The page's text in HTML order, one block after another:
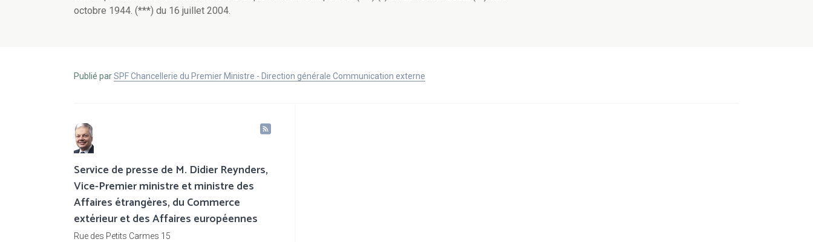
octobre 1944. (***) du 16 juillet 2004.
Publié parSPF Chancellerie du Premier Ministre - Direction générale Communication externe
Service de presse de M. Didier Reynders,
Vice-Premier ministre et ministre des
Affaires étrangères, du Commerce
extérieur et des Affaires européennes
Rue des Petits Carmes 15